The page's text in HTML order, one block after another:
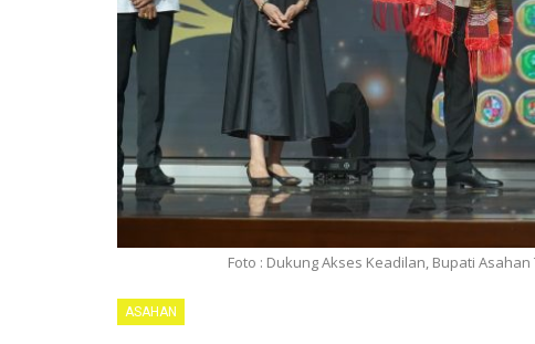
Foto : Dukung Akses Keadilan, Bupati
ASAHAN